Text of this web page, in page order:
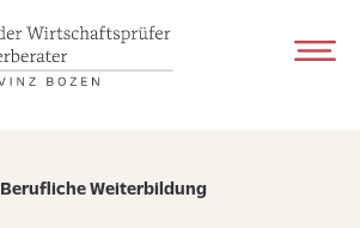
Berufliche Weiterbildung